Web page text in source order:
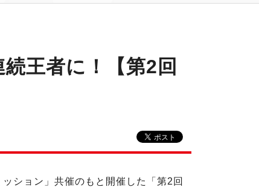
王者に！【第2回
ション」共催のもと開催した「第2回